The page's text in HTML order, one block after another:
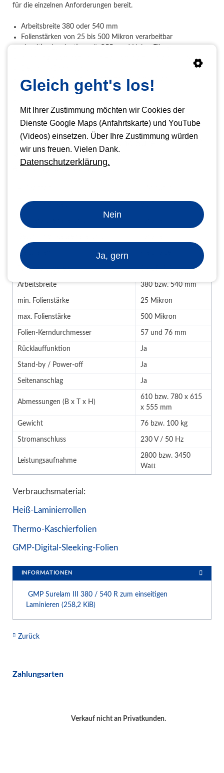
für die einzelnen Anforderungen bereit.
Arbeitsbreite 380 oder 540 mm
Folienstärken von 25 bis 500 Mikron verarbeitbar
beidseitige Lamination mit Heißlaminierfolien bis 500 Mikron
Heizwalzensystem zum kratzerfreien Laminieren
individuell belegbare Programme
Rücklauf- und Stand-by-Funktion
Kernadapter 57 und 76 mm im Lieferumfang enthalten
GMP Surelam III 380 R und Surelam III 540
einseitig laminieren
Geschwindigkeit
Temperatureinstellung
Heizsystem
Temparaturbereich 0 - 150° C
Arbeitsbreite 380 bzw. 540 mm
min. Folienstärke 25 Mikron
max. Folienstärke 500 Mikron
Folien-Kerndurchmesser 57 und 76 mm
Rücklauffunktion Ja
Stand-by / Power-off Ja
Seitenanschlag Ja
Abmessungen (B x T x H)
610 bzw. 780 x 615
x 555 mm
Gewicht 76 bzw. 100 kg
Stromanschluss 230 V / 50 Hz
Leistungsaufnahme
2800 bzw. 3450
Watt
Verbrauchsmaterial:
Heiß-Laminierrollen
Thermo-Kaschierfolien
GMP-Digital-Sleeking-Folien
INFORMATIONEN
GMP Surelam III 380 / 540 R zum einseitigen
Laminieren(258,2 KiB)
Zurück
Zahlungsarten
Verkauf nicht an Privatkunden.
Gleich geht's los!
Mit Ihrer Zustimmung möchten wir Cookies der
Dienste Google Maps (Anfahrtskarte) und YouTube
(Videos) einsetzen. Über Ihre Zustimmung würden
wir uns freuen. Vielen Dank.
Datenschutzerklärung.
Nein
Ja, gern